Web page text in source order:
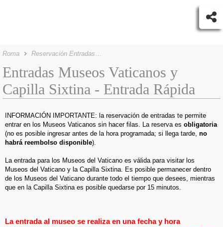
Roma Reservación Entradas Museos Vaticanos
Entradas Museos Vaticanos y
Capilla Sixtina - Entrada Rápida
INFORMACIÓN IMPORTANTE: la reservación de entradas te permite
entrar en los Museos Vaticanos sin hacer filas. La reserva es obligatoria
(no es posible ingresar antes de la hora programada; si llega tarde, no
habrá reembolso disponible).
La entrada para los Museos del Vaticano es válida para visitar los
Museos del Vaticano y la Capilla Sixtina. Es posible permanecer dentro
de los Museos del Vaticano durante todo el tiempo que desees, mientras
que en la Capilla Sixtina es posible quedarse por 15 minutos.
La entrada al museo se realiza en una fecha y hora